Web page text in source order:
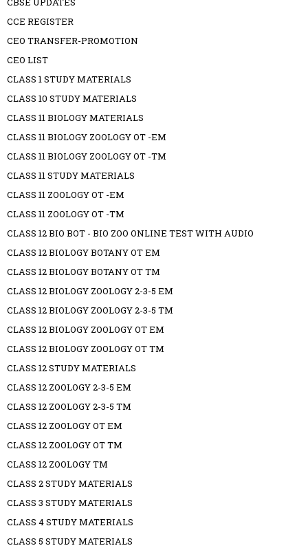
CCE REGISTER
CEO TRANSFER-PROMOTION
CEO LIST
CLASS 1 STUDY MATERIALS
CLASS 10 STUDY MATERIALS
CLASS 11 BIOLOGY MATERIALS
CLASS 11 BIOLOGY ZOOLOGY OT -EM
CLASS 11 BIOLOGY ZOOLOGY OT -TM
CLASS 11 STUDY MATERIALS
CLASS 11 ZOOLOGY OT -EM
CLASS 11 ZOOLOGY OT -TM
CLASS 12 BIO BOT - BIO ZOO ONLINE TEST WITH AUDIO
CLASS 12 BIOLOGY BOTANY OT EM
CLASS 12 BIOLOGY BOTANY OT TM
CLASS 12 BIOLOGY ZOOLOGY 2-3-5 EM
CLASS 12 BIOLOGY ZOOLOGY 2-3-5 TM
CLASS 12 BIOLOGY ZOOLOGY OT EM
CLASS 12 BIOLOGY ZOOLOGY OT TM
CLASS 12 STUDY MATERIALS
CLASS 12 ZOOLOGY 2-3-5 EM
CLASS 12 ZOOLOGY 2-3-5 TM
CLASS 12 ZOOLOGY OT EM
CLASS 12 ZOOLOGY OT TM
CLASS 12 ZOOLOGY TM
CLASS 2 STUDY MATERIALS
CLASS 3 STUDY MATERIALS
CLASS 4 STUDY MATERIALS
CLASS 5 STUDY MATERIALS